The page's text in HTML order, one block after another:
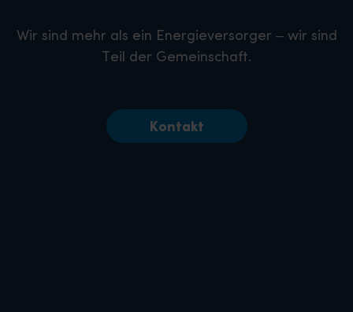
Wir sind mehr als ein Energieversorger – wir sind
Teil der Gemeinschaft.
Kontakt